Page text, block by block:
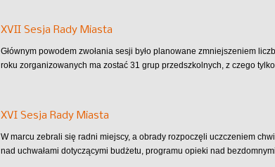
XVII Sesja Rady Miasta
Głównym powodem zwołania sesji było planowane zmniejszeniem
roku zorganizowanych ma zostać 31 grup przedszkolnych, z czego tylko
XVI Sesja Rady Miasta
W marcu zebrali się radni miejscy, a obrady rozpoczęli uczczeniem
nad uchwałami dotyczącymi budżetu, programu opieki nad